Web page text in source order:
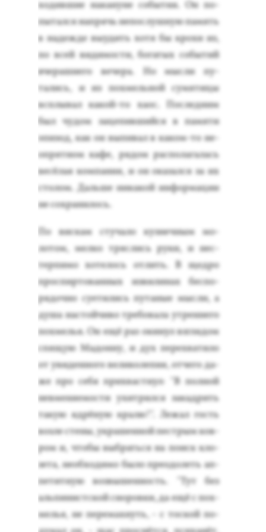
хо­див­шие на­кану­не со­бытия. Он по­
пытал­ся нап­рячь не­пос­лушную па­мять
в на­деж­де вы­удить хо­тя бы кро­хи из,
по всей ви­димос­ти, бо­гатых со­бытий
вче­раш­не­го ве­чера. Но мыс­ли пу­
тались, и из пох­мель­ной су­мяти­цы
всплы­вал ка­кой-то ха­ос. Пос­ледним
был чу­дом за­цепив­ший­ся в па­мяти
эпи­зод, как он вы­пивал в ка­ком-то не­
оп­рятном ка­фе, ря­дом рас­по­лага­лась
ве­сёлая ком­па­ния, и он ока­зал­ся за их
сто­лом. Даль­ше ни­какой ин­форма­ции
не сох­ра­нилось.
По вис­кам сту­чало куз­нечным мо­
лотом, мел­ко тряс­лись ру­ки, и нес­
терпи­мо хо­телось от­лить. В щед­ро
прос­пирто­ван­ных из­ви­линах бес­по­
рядоч­но су­ети­лись пу­таные мыс­ли, а
ду­ша нас­той­чи­во тре­бова­ла ут­ренне­го
пох­мелья. Он ещё раз оки­нул взгля­дом
спя­щую Ма­дон­ну, и дух пе­рех­ва­тило
от уви­ден­но­го ве­лико­лепия, от­че­го да­
же про се­бя прих­вас­тнул: "В пол­ной
нев­ме­ня­емос­ти ухит­рился за­кад­рить
та­кую яд­рё­ную кра­лю!". Ле­жал гость
воз­ле сте­ны, ук­ра­шен­ной пес­трым ков­
ром и, что­бы выб­рать­ся на по­иск кло­
зета, не­об­хо­димо бы­ло пре­одо­леть ап­
пе­тит­ную воз­вы­шен­ность. "Тут без
аль­пи­нист­ской сно­ров­ки, да ещё с пох­
мелья, не пе­ремах­нуть, - с тос­кой по­